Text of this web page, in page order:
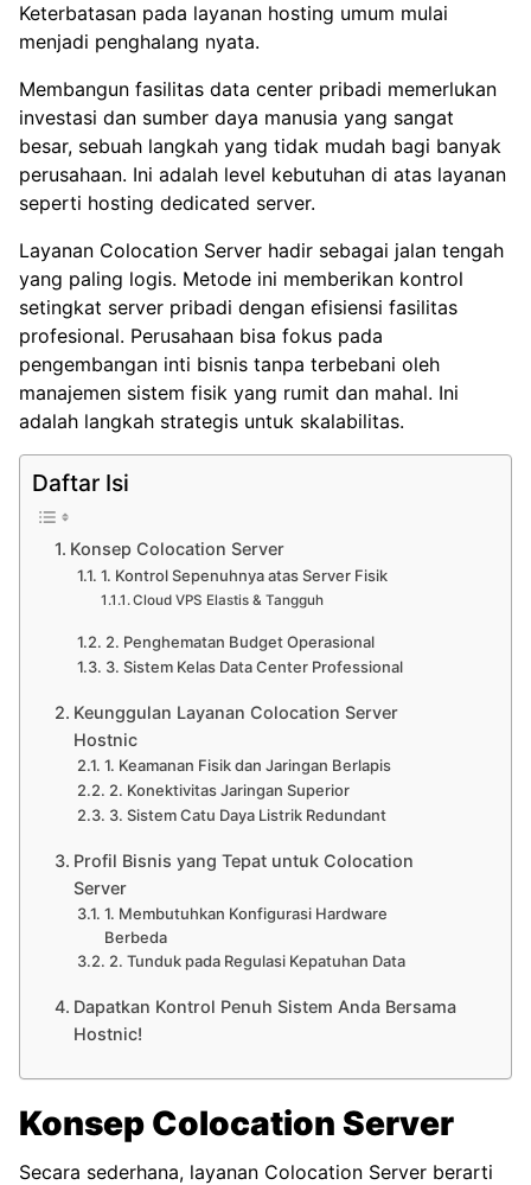
Keterbatasan pada layanan hosting umum mulai
menjadi penghalang nyata.
Membangun fasilitas data center pribadi memerlukan
investasi dan sumber daya manusia yang sangat
besar, sebuah langkah yang tidak mudah bagi banyak
perusahaan. Ini adalah level kebutuhan di atas layanan
seperti hosting dedicated server.
Layanan Colocation Server hadir sebagai jalan tengah
yang paling logis. Metode ini memberikan kontrol
setingkat server pribadi dengan efisiensi fasilitas
profesional. Perusahaan bisa fokus pada
pengembangan inti bisnis tanpa terbebani oleh
manajemen sistem fisik yang rumit dan mahal. Ini
adalah langkah strategis untuk skalabilitas.
Daftar Isi
Konsep Colocation Server
1. Kontrol Sepenuhnya atas Server Fisik
Cloud VPS Elastis & Tangguh
2. Penghematan Budget Operasional
3. Sistem Kelas Data Center Professional
Keunggulan Layanan Colocation Server
Hostnic
1. Keamanan Fisik dan Jaringan Berlapis
2. Konektivitas Jaringan Superior
3. Sistem Catu Daya Listrik Redundant
Profil Bisnis yang Tepat untuk Colocation
Server
1. Membutuhkan Konfigurasi Hardware
Berbeda
2. Tunduk pada Regulasi Kepatuhan Data
Dapatkan Kontrol Penuh Sistem Anda Bersama
Hostnic!
Konsep Colocation Server
Secara sederhana, layanan Colocation Server berarti